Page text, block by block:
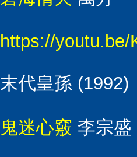
https://youtu.be/
末代皇孫 (1992)
鬼迷心竅 李宗盛